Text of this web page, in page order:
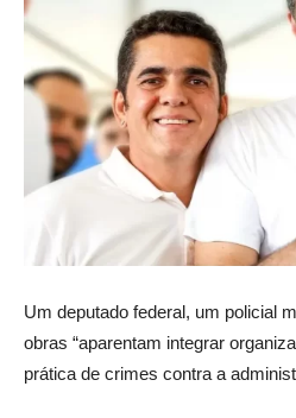
Um deputado federal, um policial
obras “aparentam integrar
prática de crimes contra a